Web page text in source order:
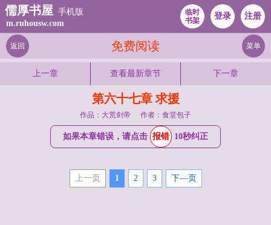
儒厚书屋 手机版
m.ruhousw.com
临时
书架
登录 注册
免费阅读
返回 菜单
上一章 查看最新章节 下一章
第六十七章 求援
作品：大荒剑帝 作者：食堂包子
如果本章错误，请点击 报错 10秒纠正
上一页 1 2 3 下—页